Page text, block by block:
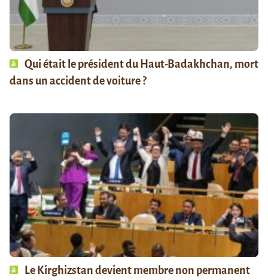
Qui était le président du Haut-Badakhchan, mort
dans un accident de voiture ?
Le Kirghizstan devient membre non permanent